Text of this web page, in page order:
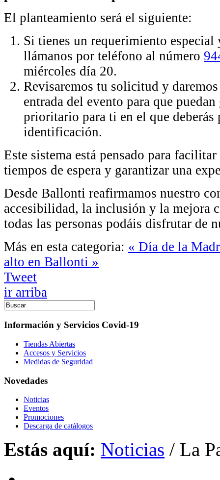
El planteamiento será el siguiente:
Si tienes un requerimiento especial
llámanos por teléfono al número
miércoles día 20.
Revisaremos tu solicitud y
entrada del evento para que
prioritario para ti en el que deberás
identificación.
Este sistema está pensado para
tiempos de espera y garantizar una
Desde Ballonti reafirmamos nuestro
accesibilidad, la inclusión y la mejora
todas las personas podáis disfrutar de
Más en esta categoria: « Día de la
alto en Ballonti »
Tweet
ir arriba
Información y Servicios Covid-19
Tiendas Abiertas
Accesos y Servicios
Medidas de Seguridad
Novedades
Noticias
Eventos
Promociones
Descarga de catálogos
Estás aquí: Noticias / La